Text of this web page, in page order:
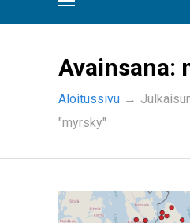
Avainsana:
Aloitussivu →
"myrsky"